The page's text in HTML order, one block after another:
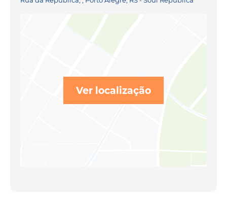
Ver localização